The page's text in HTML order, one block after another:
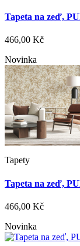
Tapeta na zeď,
466,00 Kč
Novinka
Tapety
Tapeta na zeď,
466,00 Kč
Novinka